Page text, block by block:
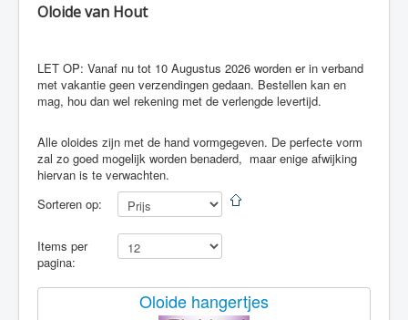
Oloide van Hout
LET OP: Vanaf nu tot 10 Augustus 2026 worden er in verband
met vakantie geen verzendingen gedaan. Bestellen kan en
mag, hou dan wel rekening met de verlengde levertijd.
Alle oloides zijn met de hand vormgegeven. De perfecte vorm
zal zo goed mogelijk worden benaderd, maar enige afwijking
hiervan is te verwachten.
Sorteren op:
Items per
pagina:
Oloide hangertjes